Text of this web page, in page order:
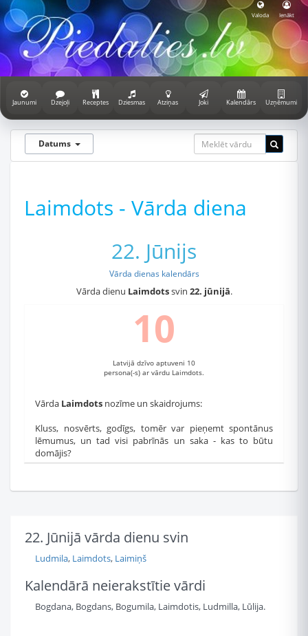
Valoda Ienākt
Jaunumi Dzejoļi Receptes Dziesmas Atziņas Joki Kalendārs Uzņēmumi
Datums
Laimdots - Vārda diena
22. Jūnijs
Vārda dienas kalendārs
Vārda dienu Laimdotssvin 22. jūnijā.
10
Latvijā dzīvo aptuveni 10
persona(-s) ar vārdu Laimdots.
Vārda Laimdots nozīme un skaidrojums:
Kluss, nosvērts, godīgs, tomēr var pieņemt spontānus
lēmumus, un tad visi pabrīnās un saka - kas to būtu
domājis?
22. Jūnijā vārda dienu svin
Ludmila, Laimdots, Laimiņš
Kalendārā neierakstītie vārdi
Bogdana, Bogdans, Bogumila, Laimdotis, Ludmilla, Lūlija.